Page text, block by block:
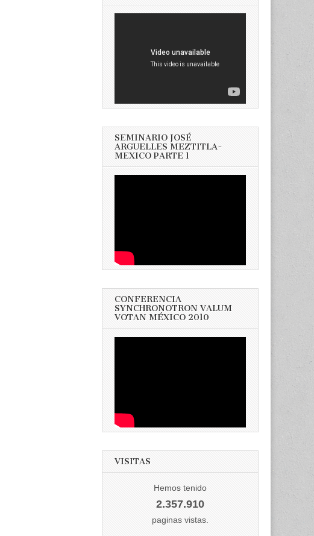
SEMINARIO JOSÉ
ARGUELLES MEZTITLA-
MEXICO PARTE 1
CONFERENCIA
SYNCHRONOTRON VALUM
VOTAN MÉXICO 2010
VISITAS
Hemos tenido
2.357.910
paginas vistas.